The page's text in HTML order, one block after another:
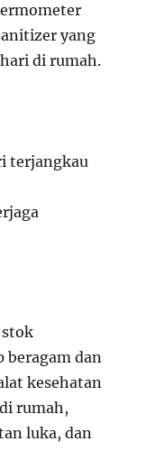
yang
di rumah.
terjangkau
beragam dan
kesehatan
rumah,
luka, dan